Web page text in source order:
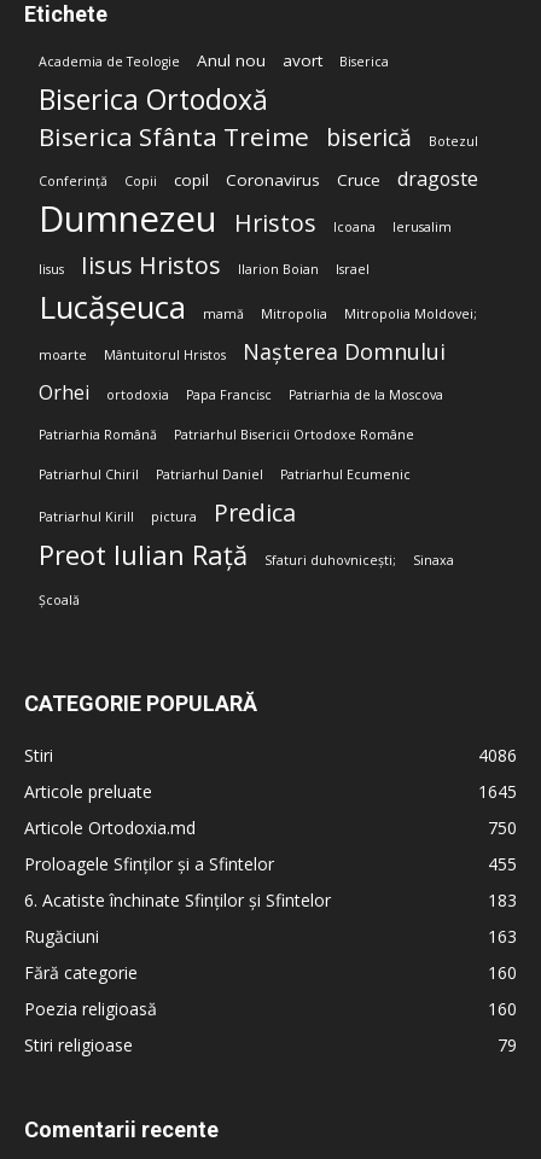
Etichete
Academia de Teologie Anul nou avort Biserica
Biserica Ortodoxă
Biserica Sfânta Treime biserică Botezul
Conferință Copii copil Coronavirus Cruce dragoste
Dumnezeu Hristos Icoana Ierusalim
Iisus Iisus Hristos Ilarion Boian Israel
Lucășeuca mamă Mitropolia Mitropolia Moldovei;
moarte Mântuitorul Hristos Nașterea Domnului
Orhei ortodoxia Papa Francisc Patriarhia de la Moscova
Patriarhia Română Patriarhul Bisericii Ortodoxe Române
Patriarhul Chiril Patriarhul Daniel Patriarhul Ecumenic
Patriarhul Kirill pictura Predica
Preot Iulian Rață Sfaturi duhovnicești; Sinaxa
Școală
CATEGORIE POPULARĂ
Stiri
4086
Articole preluate
1645
Articole Ortodoxia.md
750
Proloagele Sfinților și a Sfintelor
455
6. Acatiste închinate Sfinților și Sfintelor
183
Rugăciuni
163
Fără categorie
160
Poezia religioasă
160
Stiri religioase
79
Comentarii recente